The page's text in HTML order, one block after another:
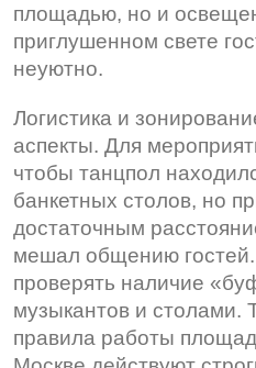
площадью, но и
приглушенном свете
неуютно.
Логистика и
аспекты. Для
чтобы танцпол
банкетных столов, но
достаточным
мешал общению
проверять наличие
музыкантов и столами.
правила работы